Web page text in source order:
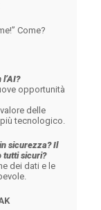
Come?
opportunità
delle
tecnologico.
sicurezza? Il
tutti sicuri?
dei dati e le